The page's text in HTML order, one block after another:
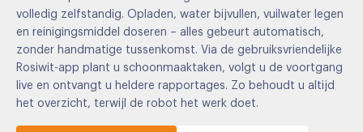
volledig zelfstandig. Opladen, water bijvullen, vuilwater legen
en reinigingsmiddel doseren – alles gebeurt automatisch,
zonder handmatige tussenkomst. Via de gebruiksvriendelijke
Rosiwit-app plant u schoonmaaktaken, volgt u de voortgang
live en ontvangt u heldere rapportages. Zo behoudt u altijd
het overzicht, terwijl de robot het werk doet.